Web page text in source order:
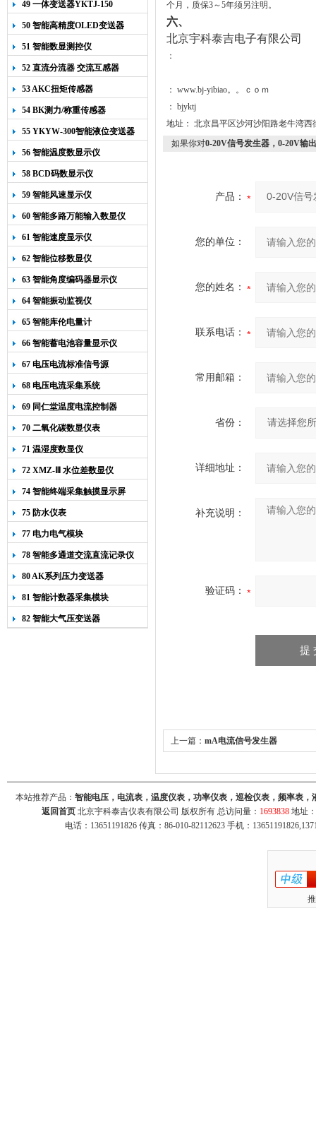
49 一体变送器YKTJ-150
50 智能高精度OLED变送器
YK-218
51 智能数显测控仪
52 直流分流器 交流互感器
53 AKC扭矩传感器
54 BK测力/称重传感器
55 YKYW-300智能液位变送器
56 智能温度数显示仪
58 BCD码数显示仪
59 智能风速显示仪
60 智能多路万能输入数显仪
61 智能速度显示仪
62 智能位移数显仪
63 智能角度编码器显示仪
64 智能振动监视仪
65 智能库伦电量计
66 智能蓄电池容量显示仪
67 电压电流标准信号源
68 电压电流采集系统
69 同仁堂温度电流控制器
70 二氧化碳数显仪表
71 温湿度数显仪
72 XMZ-Ⅲ 水位差数显仪
74 智能终端采集触摸显示屏
75 防水仪表
77 电力电气模块
78 智能多通道交流直流记录仪
80 AK系列压力变送器
81 智能计数器采集模块
82 智能大气压变送器
个月，质保3～5年须另注明。
六、
北京宇科泰吉电子有限公司
：
： www.bj-yibiao。。ｃｏｍ
： bjyktj
地址： 北京昌平区沙河沙阳路老牛湾西
如果你对0-20V信号发生器，0-20V输
产品：
您的单位：
您的姓名：
联系电话：
常用邮箱：
省份：
详细地址：
补充说明：
验证码：
上一篇： mA电流信号发生器
本站推荐产品： 智能电压，电流表，温度仪表，功率仪表，巡检仪表，频率表
返回首页 北京宇科泰吉仪表有限公司 版权所有 总访问量： 1693838 地址
电话：13651191826 传真：86-010-82112623 手机：